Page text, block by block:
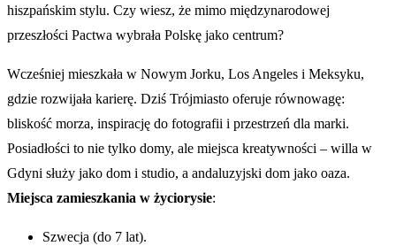
hiszpańskim stylu. Czy wiesz, że mimo międzynarodowej
przeszłości Pactwa wybrała Polskę jako centrum?
Wcześniej mieszkała w Nowym Jorku, Los Angeles i Meksyku,
gdzie rozwijała karierę. Dziś Trójmiasto oferuje równowagę:
bliskość morza, inspirację do fotografii i przestrzeń dla marki.
Posiadłości to nie tylko domy, ale miejsca kreatywności – willa w
Gdyni służy jako dom i studio, a andaluzyjski dom jako oaza.
Miejsca zamieszkania w życiorysie:
Szwecja (do 7 lat).